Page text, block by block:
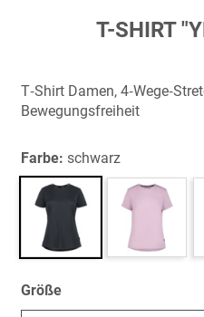
springen
T-SHIRT
T‑Shirt Damen,
Bewegungsfreiheit
Farbe: schwarz
Größe